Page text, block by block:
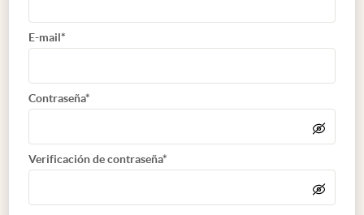
E-mail*
Contraseña*
Verificación de contraseña*